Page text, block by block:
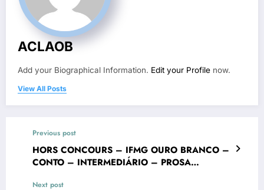
ACLAOB
Add your Biographical Information. Edit your Profile now.
View All Posts
Previous post
HORS CONCOURS – IFMG OURO BRANCO –
CONTO – INTERMEDIÁRIO – PROSA
“Cidade de Ouro Branco”
Next post